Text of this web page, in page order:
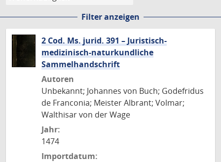
Filter anzeigen
2 Cod. Ms. jurid. 391 – Juristisch-
medizinisch-naturkundliche
Sammelhandschrift
Autoren
Unbekannt; Johannes von Buch; Godefridus
de Franconia; Meister Albrant; Volmar;
Walthisar von der Wage
Jahr:
1474
Importdatum: